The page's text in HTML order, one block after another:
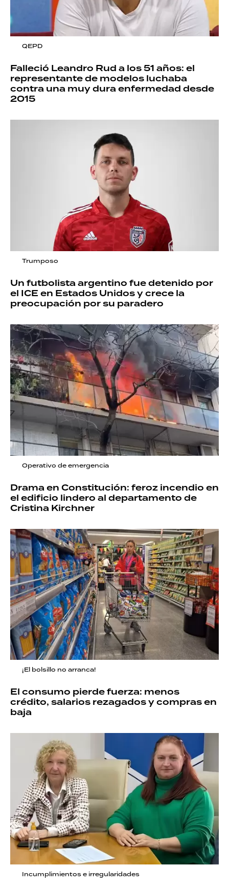
QEPD
Falleció Leandro Rud a los 51 años: el
representante de modelos luchaba
contra una muy dura enfermedad desde
2015
Trumposo
Un futbolista argentino fue detenido por
el ICE en Estados Unidos y crece la
preocupación por su paradero
Operativo de emergencia
Drama en Constitución: feroz incendio en
el edificio lindero al departamento de
Cristina Kirchner
¡El bolsillo no arranca!
El consumo pierde fuerza: menos
crédito, salarios rezagados y compras en
baja
Incumplimientos e irregularidades